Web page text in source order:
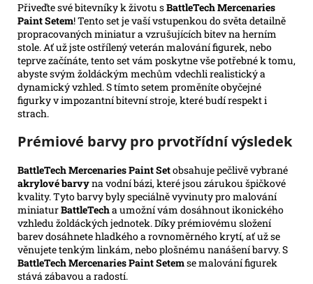
Přiveďte své bitevníky k životu sBattleTech Mercenaries
Paint Setem! Tento set je vaší vstupenkou do světa detailně
propracovaných miniatur a vzrušujících bitev na herním
stole. Ať už jste ostřílený veterán malování figurek, nebo
teprve začínáte, tento set vám poskytne vše potřebné k tomu,
abyste svým žoldáckým mechům vdechli realistický a
dynamický vzhled. S tímto setem proměníte obyčejné
figurky v impozantní bitevní stroje, které budí respekt i
strach.
Prémiové barvy pro prvotřídní výsledek
BattleTech Mercenaries Paint Setobsahuje pečlivě vybrané
akrylové barvyna vodní bázi, které jsou zárukou špičkové
kvality. Tyto barvy byly speciálně vyvinuty pro malování
miniaturBattleTecha umožní vám dosáhnout ikonického
vzhledu žoldáckých jednotek. Díky prémiovému složení
barev dosáhnete hladkého a rovnoměrného krytí, ať už se
věnujete tenkým linkám, nebo plošnému nanášení barvy. S
BattleTech Mercenaries Paint Setemse malování figurek
stává zábavou a radostí.
ASHES
OF
THE
EMPIRE
-
BOOSTER
99
Kč